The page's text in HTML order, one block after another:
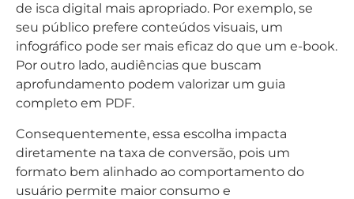
de isca digital mais apropriado. Por exemplo, se
seu público prefere conteúdos visuais, um
infográfico pode ser mais eficaz do que um e-book.
Por outro lado, audiências que buscam
aprofundamento podem valorizar um guia
completo em PDF.
Consequentemente, essa escolha impacta
diretamente na taxa de conversão, pois um
formato bem alinhado ao comportamento do
usuário permite maior consumo e